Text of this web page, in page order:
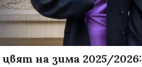
на зима 2025/2026: